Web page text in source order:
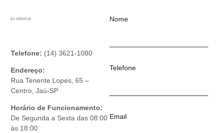
Telefone: (14) 3621-1080
Endereço:
Rua Tenente Lopes, 65 –
Centro, Jaú-SP
Horário de Funcionamento:
De Segunda a Sexta das 08:00
às 18:00
Nome
Telefone
Email